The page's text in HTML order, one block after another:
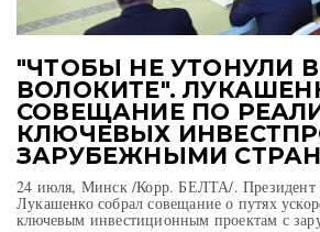
"ЧТОБЫ НЕ УТОНУЛИ В
ВОЛОКИТЕ".
СОВЕЩАНИЕ ПО
КЛЮЧЕВЫХ
ЗАРУБЕЖНЫМИ
24 июля, Минск /Корр. БЕЛТА/. Президент
Лукашенко собрал совещание о путях
ключевым инвестиционным проектам с